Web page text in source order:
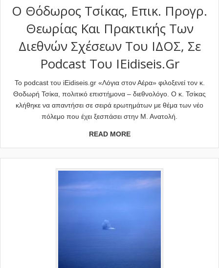
Ο Θόδωρος Τσίκας, Επικ. Προγρ.
Θεωρίας Και Πρακτικής Των
Διεθνών Σχέσεων Του ΙΔΟΣ, Σε
Podcast Του IEidiseis.gr
Το podcast του iEidiseis.gr «Λόγια στον Αέρα» φιλοξενεί τον κ.
Θοδωρή Τσίκα, πολιτικό επιστήμονα – διεθνολόγο. Ο κ. Τσίκας
κλήθηκε να απαντήσει σε σειρά ερωτημάτων με θέμα των νέο
πόλεμο που έχει ξεσπάσει στην Μ. Ανατολή.
READ MORE